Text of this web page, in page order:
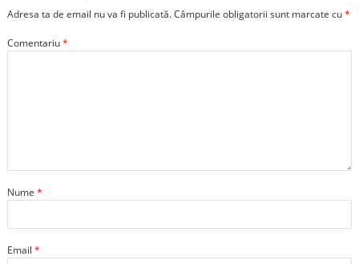
Adresa ta de email nu va fi publicată.Câmpurile obligatorii sunt marcate cu*
Comentariu*
Nume *
Email *